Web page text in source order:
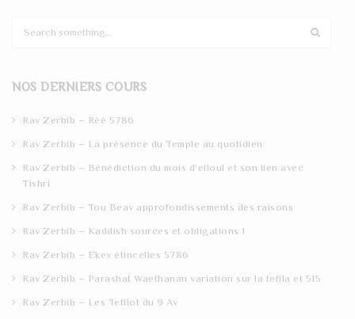
c
NOS DERNIERS COURS
Rav Zerbib – Réé 5786
Rav Zerbib – La présence du Temple au quotidien
Rav Zerbib – Bénédiction du mois d’elloul et son lien avec
Tishri
Rav Zerbib – Tou Beav approfondissements des raisons
Rav Zerbib – Kaddish sources et obligations 1
Rav Zerbib – Ekev étincelles 5786
Rav Zerbib – Parashat Waethanan variation sur la tefila et 515
Rav Zerbib – Les Tefilot du 9 Av